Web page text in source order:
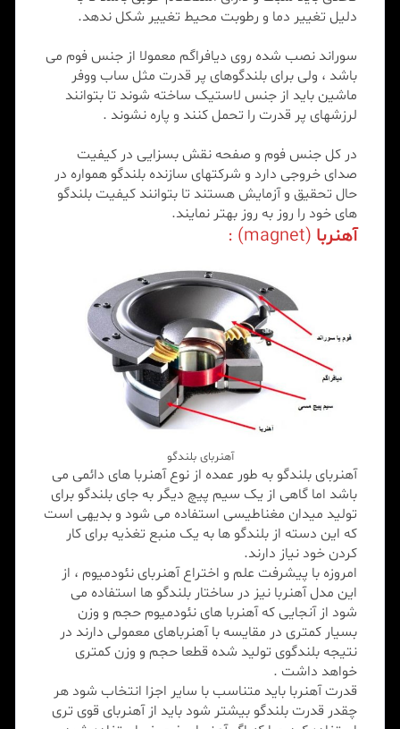
دلیل تغییر دما و رطوبت محیط تغییر شکل ندهد.
سوراند نصب شده روی دیافراگم معمولا از جنس فوم می
باشد ، ولی برای بلندگوهای پر قدرت مثل ساب ووفر
ماشین باید از جنس لاستیک ساخته شوند تا بتوانند
لرزشهای پر قدرت را تحمل کنند و پاره نشوند .
در کل جنس فوم و صفحه نقش بسزایی در کیفیت
صدای خروجی دارد و شرکتهای سازنده بلندگو همواره در
حال تحقیق و آزمایش هستند تا بتوانند کیفیت بلندگو
های خود را روز به روز بهتر نمایند.
آهنربا (magnet) :
آهنربای بلندگو
آهنربای بلندگو به طور عمده از نوع آهنربا های دائمی می
باشد اما گاهی از یک سیم پیچ دیگر به جای بلندگو برای
تولید میدان مغناطیسی استفاده می شود و بدیهی است
که این دسته از بلندگو ها به یک منبع تغذیه برای کار
کردن خود نیاز دارند.
امروزه با پیشرفت علم و اختراع آهنربای نئودمیوم ، از
این مدل آهنربا نیز در ساختار بلندگو ها استفاده می
شود از آنجایی که آهنربا های نئودمیوم حجم و وزن
بسیار کمتری در مقایسه با آهنرباهای معمولی دارند در
نتیجه بلندگوی تولید شده قطعا حجم و وزن کمتری
خواهد داشت .
قدرت آهنربا باید متناسب با سایر اجزا انتخاب شود هر
چقدر قدرت بلندگو بیشتر شود باید از آهنربای قوی تری